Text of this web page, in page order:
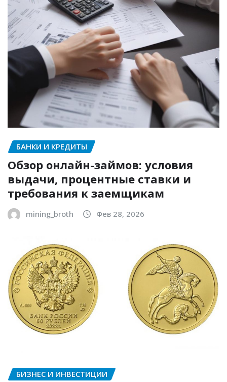
БАНКИ И КРЕДИТЫ
Обзор онлайн-займов: условия
выдачи, процентные ставки и
требования к заемщикам
mining_broth Фев 28, 2026
БИЗНЕС И ИНВЕСТИЦИИ